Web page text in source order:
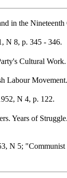
in the
N 8, p. 345 - 346.
Cultural
Labour
N 4, p. 122.
Years of
N 5;